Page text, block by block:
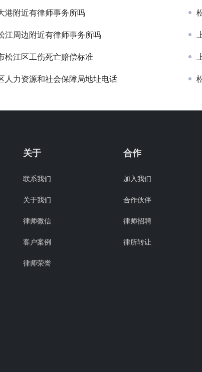
港附近有律师事务所吗
江周边附近有律师事务所吗
松江区工伤死亡赔偿标准
人力资源和社会保障局地址电话
关于
联系我们
关于我们
律师微信
客户案例
律师荣誉
合作
加入我们
合作伙伴
律师招聘
律所转让